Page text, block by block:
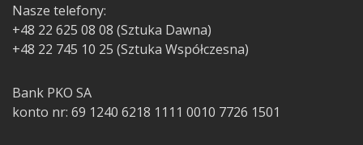
Nasze telefony:
+48 22 625 08 08 (Sztuka Dawna)
+48 22 745 10 25 (Sztuka Współczesna)
Bank PKO SA
konto nr: 69 1240 6218 1111 0010 7726 1501